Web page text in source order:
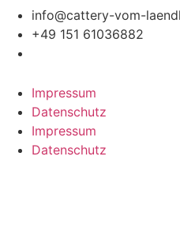
info@cattery-vom-
+49 151 61036882
Impressum
Datenschutz
Impressum
Datenschutz